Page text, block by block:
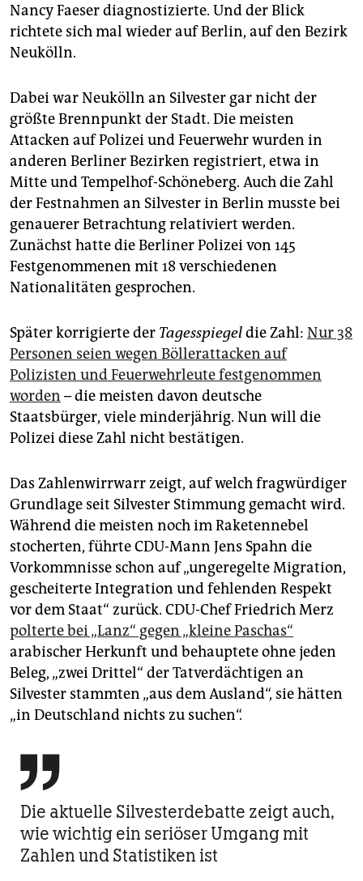
Nancy Faeser diagnostizierte. Und der Blick
richtete sich mal wieder auf Berlin, auf den Bezirk
Neukölln.
Dabei war Neukölln an Silvester gar nicht der
größte Brennpunkt der Stadt. Die meisten
Attacken auf Polizei und Feuerwehr wurden in
anderen Berliner Bezirken registriert, etwa in
Mitte und Tempelhof-Schöneberg. Auch die Zahl
der Festnahmen an Silvester in Berlin musste bei
genauerer Betrachtung relativiert werden.
Zunächst hatte die Berliner Polizei von 145
Festgenommenen mit 18 verschiedenen
Nationalitäten gesprochen.
Später korrigierte der Tagesspiegeldie Zahl: Nur 38
Personen seien wegen Böllerattacken auf
Polizisten und Feuerwehrleute festgenommen
worden – die meisten davon deutsche
Staatsbürger, viele minderjährig. Nun will die
Polizei diese Zahl nicht bestätigen.
Das Zahlenwirrwarr zeigt, auf welch fragwürdiger
Grundlage seit Silvester Stimmung gemacht wird.
Während die meisten noch im Raketennebel
stocherten, führte CDU-Mann Jens Spahn die
Vorkommnisse schon auf „ungeregelte Migration,
gescheiterte Integration und fehlenden Respekt
vor dem Staat“ zurück. CDU-Chef Friedrich Merz
polterte bei „Lanz“ gegen „kleine Paschas“
arabischer Herkunft und behauptete ohne jeden
Beleg, „zwei Drittel“ der Tatverdächtigen an
Silvester stammten „aus dem Ausland“, sie hätten
„in Deutschland nichts zu suchen“.

Die aktuelle Silvesterdebatte zeigt auch,
wie wichtig ein seriöser Umgang mit
Zahlen und Statistiken ist